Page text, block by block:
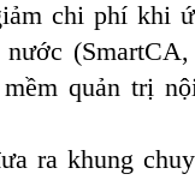
chi phí khi
quản trị
ra khung